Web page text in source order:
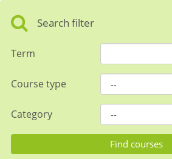
Search filter
Term
Course type
Category